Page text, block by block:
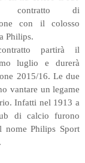
contratto di
con il colosso
Philips.
partirà il
luglio e durerà
2015/16. Le due
vantare un legame
Infatti nel 1913 a
di calcio furono
Philips Sport